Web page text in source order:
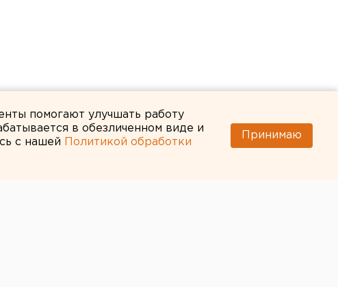
помогают улучшать работу
в обезличенном виде и
с нашей
Политикой обработки
Принимаю